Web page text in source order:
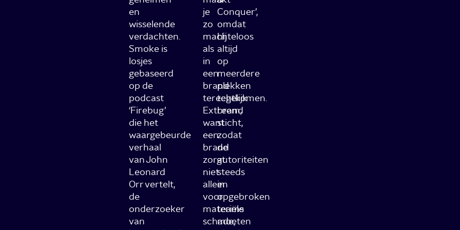
en
wisselende
verdachten.
Smoke is
losjes
gebaseerd
op de
podcast
‘Firebug’
die het
waargebeurde
verhaal
van John
Leonard
Orr vertelt,
de
onderzoeker
van
je
zo
machteloos
als
in
een
brand
terechtkomen.
Extreem,
want
een
brand
zorgt
niet
alleen
voor
materiële
schade,
Conquer’,
omdat
hij
altijd
op
meerdere
plekken
tegelijk
brand
sticht,
zodat
de
autoriteiten
steeds
in
opgebroken
teams
moeten